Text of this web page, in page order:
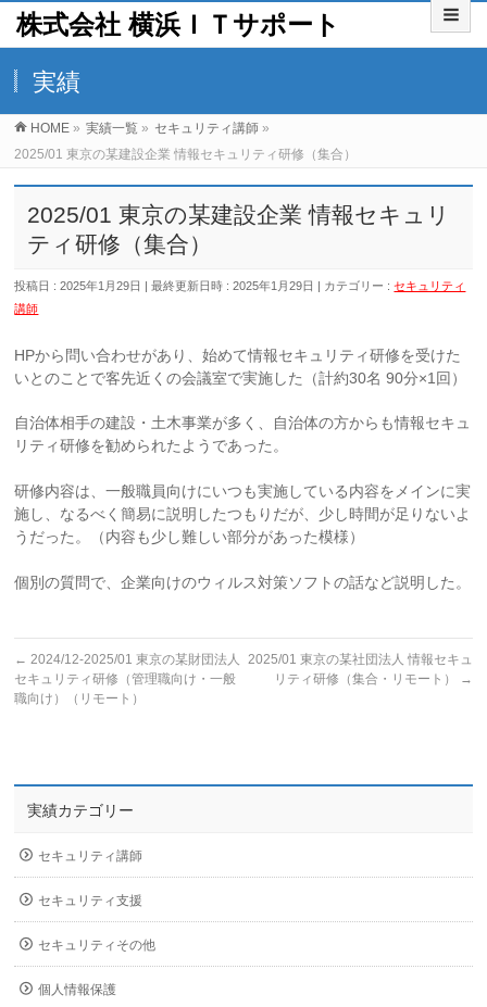
株式会社 横浜ＩＴサポート
実績
HOME » 実績一覧 » セキュリティ講師 »
2025/01 東京の某建設企業 情報セキュリティ研修（集合）
2025/01 東京の某建設企業 情報セキュリ
ティ研修（集合）
投稿日 : 2025年1月29日 最終更新日時 : 2025年1月29日 カテゴリー :セキュリティ
講師
HPから問い合わせがあり、始めて情報セキュリティ研修を受けた
いとのことで客先近くの会議室で実施した（計約30名 90分×1回）
自治体相手の建設・土木事業が多く、自治体の方からも情報セキュ
リティ研修を勧められたようであった。
研修内容は、一般職員向けにいつも実施している内容をメインに実
施し、なるべく簡易に説明したつもりだが、少し時間が足りないよ
うだった。（内容も少し難しい部分があった模様）
個別の質問で、企業向けのウィルス対策ソフトの話など説明した。
← 2024/12-2025/01 東京の某財団法人
セキュリティ研修（管理職向け・一般
職向け）（リモート）
2025/01 東京の某社団法人 情報セキュ
リティ研修（集合・リモート）
→
実績カテゴリー
セキュリティ講師
セキュリティ支援
セキュリティその他
個人情報保護